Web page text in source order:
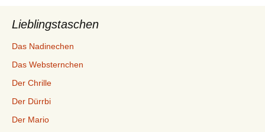
Lieblingstaschen
Das Nadinechen
Das Websternchen
Der Chrille
Der Dürrbi
Der Mario